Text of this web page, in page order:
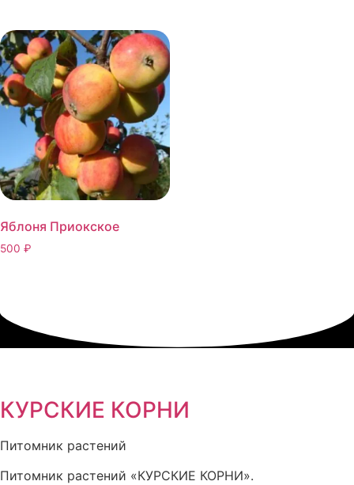
Яблоня Приокское
500 ₽
КУРСКИЕ КОРНИ
Питомник растений
Питомник растений «КУРСКИЕ КОРНИ».